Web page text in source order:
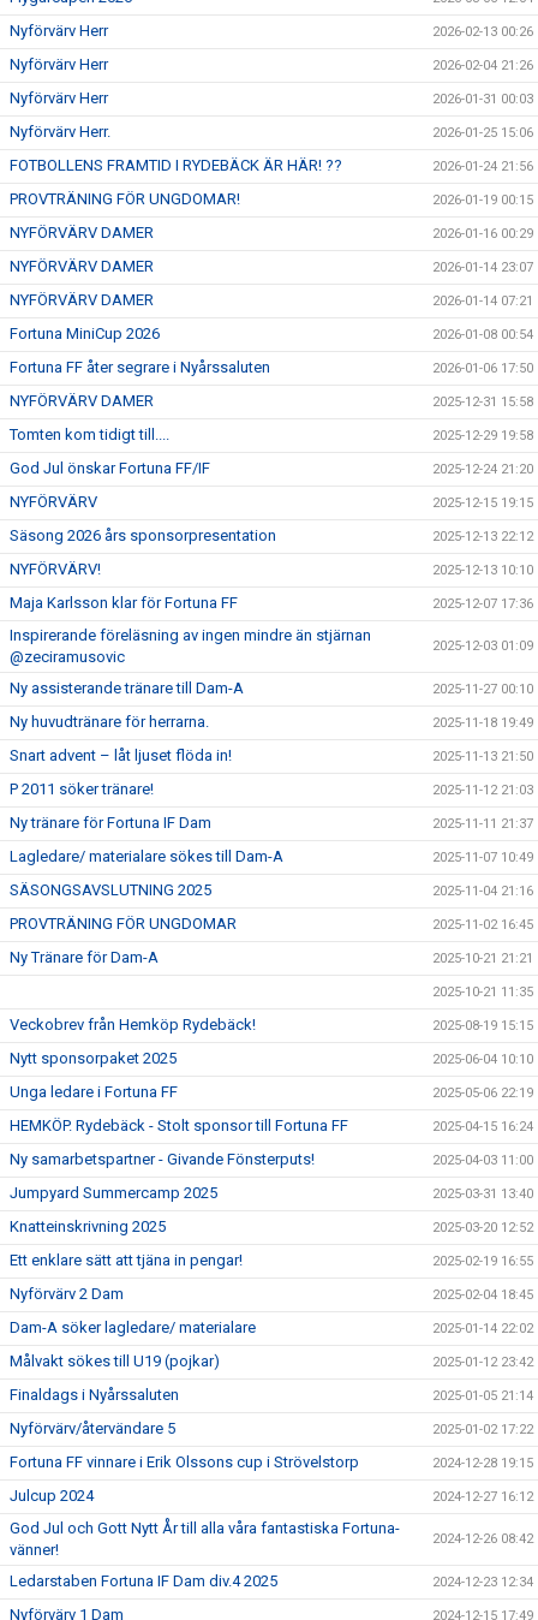
Nyförvärv Herr 2026-02-13 00:26
Nyförvärv Herr 2026-02-04 21:26
Nyförvärv Herr 2026-01-31 00:03
Nyförvärv Herr. 2026-01-25 15:06
FOTBOLLENS FRAMTID I RYDEBÄCK ÄR HÄR! ?? 2026-01-24 21:56
PROVTRÄNING FÖR UNGDOMAR! 2026-01-19 00:15
NYFÖRVÄRV DAMER 2026-01-16 00:29
NYFÖRVÄRV DAMER 2026-01-14 23:07
NYFÖRVÄRV DAMER 2026-01-14 07:21
Fortuna MiniCup 2026 2026-01-08 00:54
Fortuna FF åter segrare i Nyårssaluten 2026-01-06 17:50
NYFÖRVÄRV DAMER 2025-12-31 15:58
Tomten kom tidigt till.... 2025-12-29 19:58
God Jul önskar Fortuna FF/IF 2025-12-24 21:20
NYFÖRVÄRV 2025-12-15 19:15
Säsong 2026 års sponsorpresentation 2025-12-13 22:12
NYFÖRVÄRV! 2025-12-13 10:10
Maja Karlsson klar för Fortuna FF 2025-12-07 17:36
Inspirerande föreläsning av ingen mindre än stjärnan
@zeciramusovic
2025-12-03 01:09
Ny assisterande tränare till Dam-A 2025-11-27 00:10
Ny huvudtränare för herrarna. 2025-11-18 19:49
Snart advent – låt ljuset flöda in! 2025-11-13 21:50
P 2011 söker tränare! 2025-11-12 21:03
Ny tränare för Fortuna IF Dam 2025-11-11 21:37
Lagledare/ materialare sökes till Dam-A 2025-11-07 10:49
SÄSONGSAVSLUTNING 2025 2025-11-04 21:16
PROVTRÄNING FÖR UNGDOMAR 2025-11-02 16:45
Ny Tränare för Dam-A 2025-10-21 21:21
2025-10-21 11:35
Veckobrev från Hemköp Rydebäck! 2025-08-19 15:15
Nytt sponsorpaket 2025 2025-06-04 10:10
Unga ledare i Fortuna FF 2025-05-06 22:19
HEMKÖP. Rydebäck - Stolt sponsor till Fortuna FF 2025-04-15 16:24
Ny samarbetspartner - Givande Fönsterputs! 2025-04-03 11:00
Jumpyard Summercamp 2025 2025-03-31 13:40
Knatteinskrivning 2025 2025-03-20 12:52
Ett enklare sätt att tjäna in pengar! 2025-02-19 16:55
Nyförvärv 2 Dam 2025-02-04 18:45
Dam-A söker lagledare/ materialare 2025-01-14 22:02
Målvakt sökes till U19 (pojkar) 2025-01-12 23:42
Finaldags i Nyårssaluten 2025-01-05 21:14
Nyförvärv/återvändare 5 2025-01-02 17:22
Fortuna FF vinnare i Erik Olssons cup i Strövelstorp 2024-12-28 19:15
Julcup 2024 2024-12-27 16:12
God Jul och Gott Nytt År till alla våra fantastiska Fortuna-
vänner!
2024-12-26 08:42
Ledarstaben Fortuna IF Dam div.4 2025 2024-12-23 12:34
Nyförvärv 1 Dam 2024-12-15 17:49